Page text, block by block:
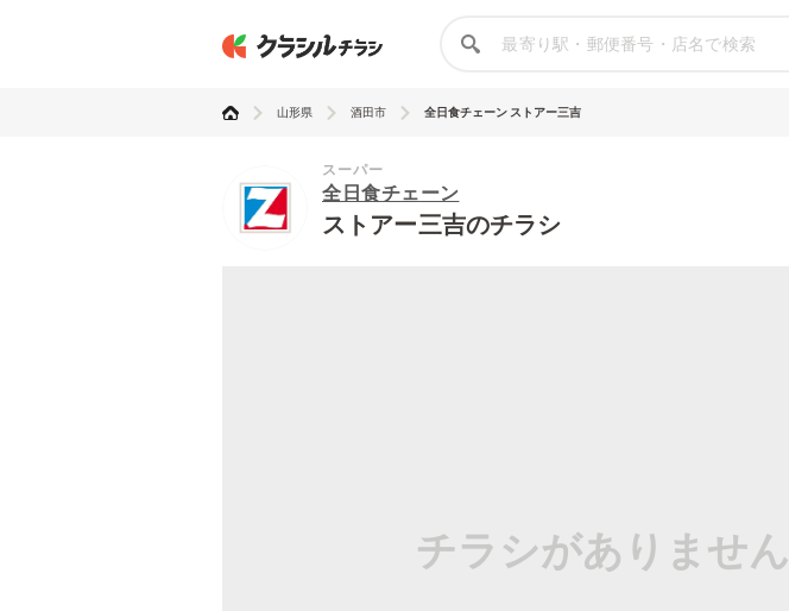
山形県 酒田市 全日食チェーン ストアー三吉
スーパー
全日食チェーン
ストアー三吉のチラシ
チラシがありません